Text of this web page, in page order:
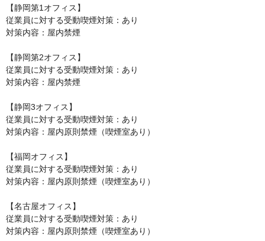
【静岡第1オフィス】
従業員に対する受動喫煙対策：あり
対策内容：屋内禁煙
【静岡第2オフィス】
従業員に対する受動喫煙対策：あり
対策内容：屋内禁煙
【静岡3オフィス】
従業員に対する受動喫煙対策：あり
対策内容：屋内原則禁煙（喫煙室あり）
【福岡オフィス】
従業員に対する受動喫煙対策：あり
対策内容：屋内原則禁煙（喫煙室あり）
【名古屋オフィス】
従業員に対する受動喫煙対策：あり
対策内容：屋内原則禁煙（喫煙室あり）